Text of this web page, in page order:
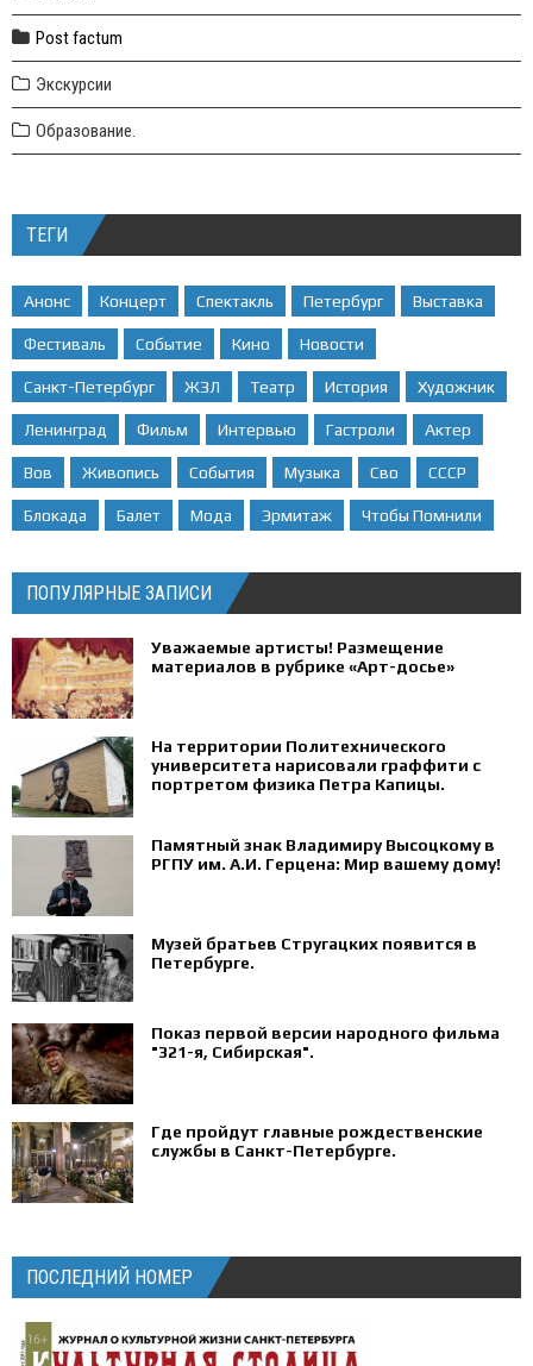
Post factum
Экскурсии
Образование.
ТЕГИ
Анонс Концерт Спектакль Петербург Выставка
Фестиваль Событие Кино Новости
Санкт-Петербург ЖЗЛ Театр История Художник
Ленинград Фильм Интервью Гастроли Актер
Вов Живопись События Музыка Сво СССР
Блокада Балет Мода Эрмитаж Чтобы Помнили
ПОПУЛЯРНЫЕ ЗАПИСИ
Уважаемые артисты! Размещение
материалов в рубрике «Арт-досье»
На территории Политехнического
университета нарисовали граффити с
портретом физика Петра Капицы.
Памятный знак Владимиру Высоцкому в
РГПУ им. А.И. Герцена: Мир вашему дому!
Музей братьев Стругацких появится в
Петербурге‍.
Показ первой версии народного фильма
"321-я, Сибирская".
Где пройдут главные рождественские
службы в Санкт-Петербурге.
ПОСЛЕДНИЙ НОМЕР